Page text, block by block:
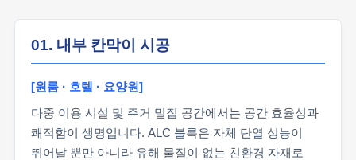
01. 내부 칸막이 시공
[원룸 · 호텔 · 요양원]
다중 이용 시설 및 주거 밀집 공간에서는 공간 효율성과
쾌적함이 생명입니다. ALC 블록은 자체 단열 성능이
뛰어날 뿐만 아니라 유해 물질이 없는 친환경 자재로